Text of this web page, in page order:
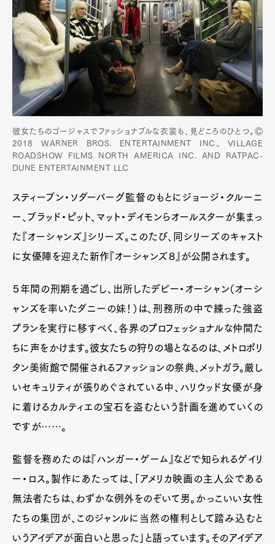
彼女たちのゴージャスでファッショナブルな衣装も、見どころのひとつ。Ⓒ
2018 WARNER BROS. ENTERTAINMENT INC., VILLAGE
ROADSHOW FILMS NORTH AMERICA INC. AND RATPAC-
DUNE ENTERTAINMENT LLC
スティーブン・ソダーバーグ監督のもとにジョージ・クルーニ
ー、ブラッド・ピット、マット・デイモンらオールスターが集まっ
た『オーシャンズ』シリーズ。このたび、同シリーズのキャスト
に女優陣を迎えた新作『オーシャンズ８』が公開されます。
５年間の刑期を過ごし、出所したデビー・オーシャン（オーシ
ャンズを率いたダニーの妹！）は、刑務所の中で練った強盗
プランを実行に移すべく、各界のプロフェッショナルな仲間た
ちに声をかけます。彼女たちの狩りの場となるのは、メトロポリ
タン美術館で開催されるファッションの祭典、メットガラ。厳し
いセキュリティが張りめぐされている中、ハリウッド女優が身
に着けるカルティエの宝石を盗むという計画を進めていくの
ですが……。
監督を務めたのは『ハンガー・ゲーム』などで知られるゲイリ
ー・ロス。製作にあたっては、「アメリカ映画の主人公である
無法者たちは、わずかな例外をのぞいて男。かっこいい女性
たちの集団が、このジャンルに当然の権利として踏み込むと
いうアイデアが面白いと思った」と語っています。そのアイデア